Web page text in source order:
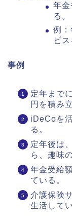
年
る。
例
ビ
事例
定年まで
円を積み
iDeCoを
る。
定年後は
ら、趣味
年金受給
ている。
介護保険
生活して